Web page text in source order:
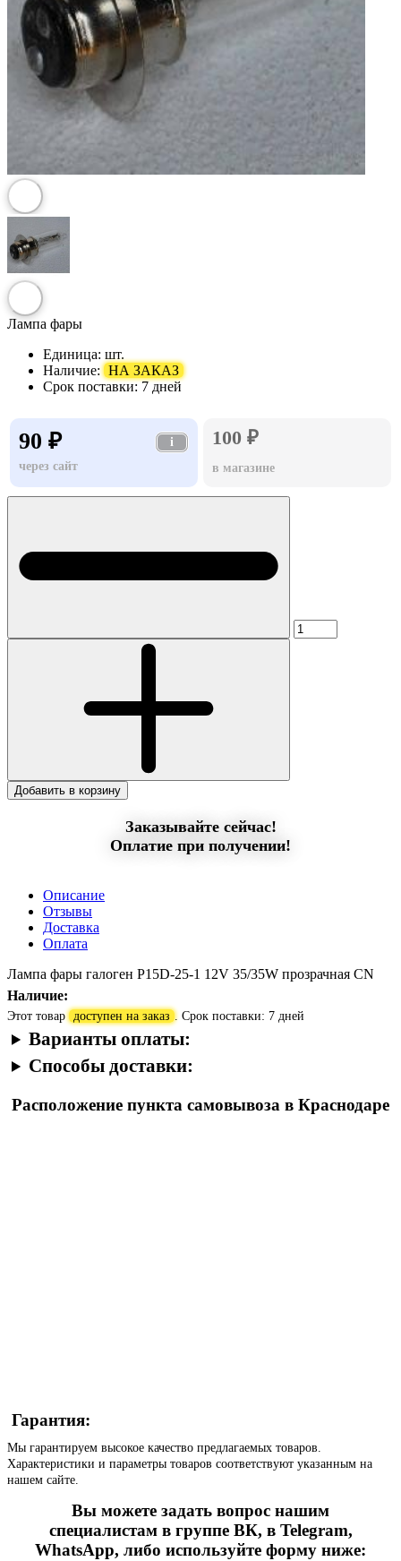
Лампа фары
Единица: шт.
Наличие: НА ЗАКАЗ
Срок поставки: 7 дней
90 ₽
i
через сайт
100 ₽
в магазине
Добавить в корзину
Заказывайте сейчас!
Оплатие при получении!
Описание
Отзывы
Доставка
Оплата
Лампа фары галоген P15D-25-1 12V 35/35W прозрачная CN
Наличие:
Этот товар доступен на заказ . Срок поставки: 7 дней
Варианты оплаты:
Способы доставки:
Расположение пункта самовывоза в Краснодаре
Гарантия:
Мы гарантируем высокое качество предлагаемых товаров.
Характеристики и параметры товаров соответствуют указанным на
нашем сайте.
Вы можете задать вопрос нашим
специалистам в группе ВК, в Telegram,
WhatsApp, либо используйте форму ниже: